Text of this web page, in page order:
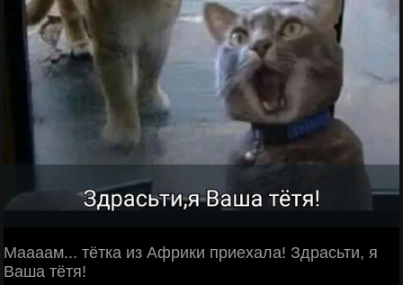
Маааам... тётка из Африки приехала! Здрасьти, я
Ваша тётя!